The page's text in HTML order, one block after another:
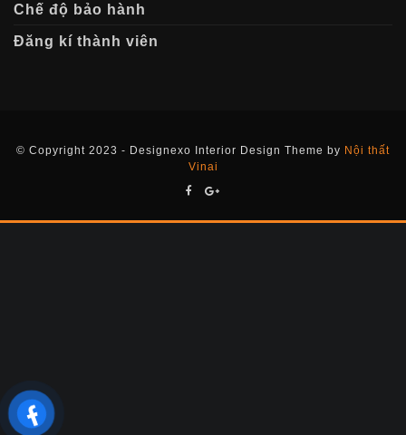
Chế độ bảo hành
Đăng kí thành viên
© Copyright 2023 - Designexo Interior Design Theme by Nội thất
Vinai